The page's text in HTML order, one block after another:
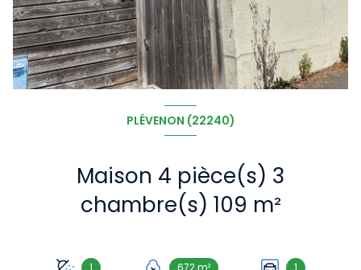
PLÉVENON (22240)
Maison 4 pièce(s) 3
chambre(s) 109 m²